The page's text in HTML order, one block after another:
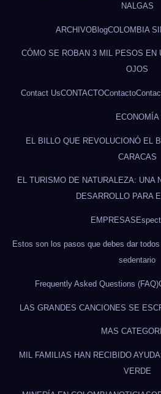
NALGAS
ARCHIVOBlogCOLOMBIA
CÓMO SE ROBAN 3 MIL PESOS EN
OJOS
Contact UsCONTACTOContacto
ECONOMÍA
EL BILLO QUE REVOLUCIONÓ EL
CARACAS
EL TURISMO DE NATURALEZA: UNA
DESARROLLO PARA
EMPRESAS
Estos son los pasos que debes dar
sedentario
Frequently Asked Questions (FAQ)
LAS GRANDES CANCIONES SE
MAS
MIL FAMILIAS HAN RECIBIDO
VERDE